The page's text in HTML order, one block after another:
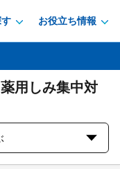
お役立ち情報
用しみ集中対